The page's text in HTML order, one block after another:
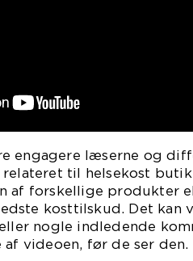
engagere læserne og
til helsekost
af forskellige produkter
kosttilskud. Det kan
nogle indledende
videoen, før de ser den.